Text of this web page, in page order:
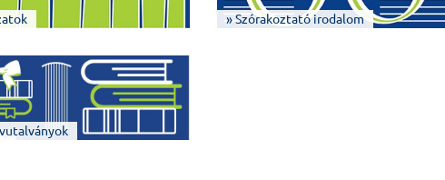
» Szórakoztató irodalom